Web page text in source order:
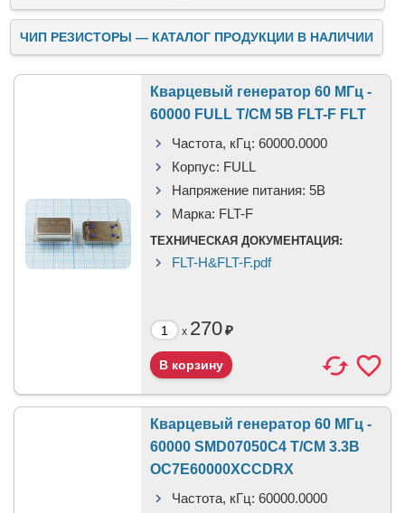
ЧИП РЕЗИСТОРЫ — КАТАЛОГ ПРОДУКЦИИ В НАЛИЧИИ
Кварцевый генератор 60 МГц -
60000 FULL T/CM 5В FLT-F FLT
Частота, кГц: 60000.0000
Корпус: FULL
Напряжение питания: 5В
Марка: FLT-F
ТЕХНИЧЕСКАЯ ДОКУМЕНТАЦИЯ:
FLT-H&FLT-F.pdf
x 270₽
Кварцевый генератор 60 МГц -
60000 SMD07050C4 T/CM 3.3В
OC7E60000XCCDRX
Частота, кГц: 60000.0000